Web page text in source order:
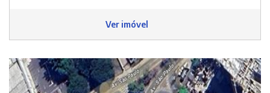
Ver imóvel